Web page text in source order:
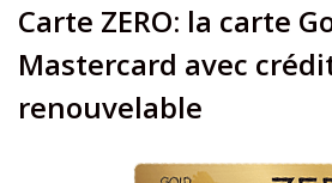
Carte ZERO: la carte
Mastercard avec
renouvelable